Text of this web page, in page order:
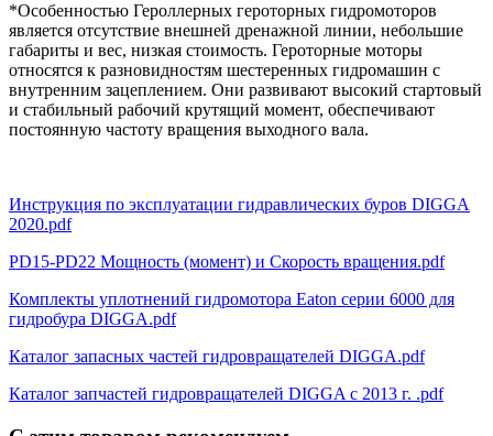
*Особенностью Героллерных героторных гидромоторов
является отсутствие внешней дренажной линии, небольшие
габариты и вес, низкая стоимость. Героторные моторы
относятся к разновидностям шестеренных гидромашин с
внутренним зацеплением. Они развивают высокий стартовый
и стабильный рабочий крутящий момент, обеспечивают
постоянную частоту вращения выходного вала.
Инструкция по эксплуатации гидравлических буров DIGGA
2020.pdf
PD15-PD22 Мощность (момент) и Скорость вращения.pdf
Комплекты уплотнений гидромотора Eaton серии 6000 для
гидробура DIGGA.pdf
Каталог запасных частей гидровращателей DIGGA.pdf
Каталог запчастей гидровращателей DIGGA c 2013 г. .pdf